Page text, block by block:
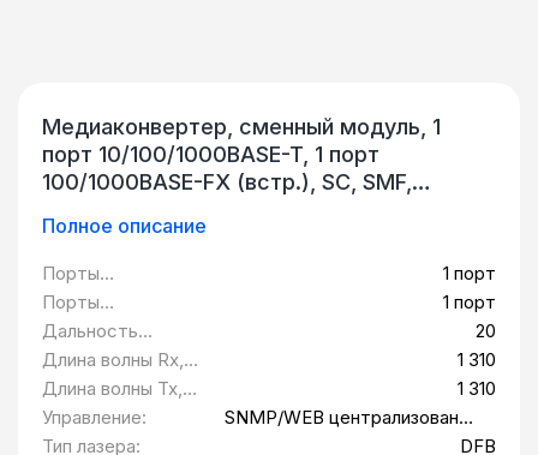
Медиаконвертер, сменный модуль, 1
порт 10/100/1000BASE-T, 1 порт
100/1000BASE-FX (встр.), SC, SMF,
нм, DFB, PIN, управление SNMP/WEB
централизованно в составе
шестнадцатислотового шасси, питание
от backplane, 5В DC QTECH QMC-6103-
SC1310SM20
Полное описание
Порты
10/100/1000BASE-
T:
1 порт
Порты
100/1000BASE-FX
(встроенные):
1 порт
Дальность
передачи, км:
20
Длина волны Rx,
нм:
1 310
Длина волны Tx,
нм:
1 310
Управление:
SNMP/WEB централизованно
в составе
Тип лазера:
DFB